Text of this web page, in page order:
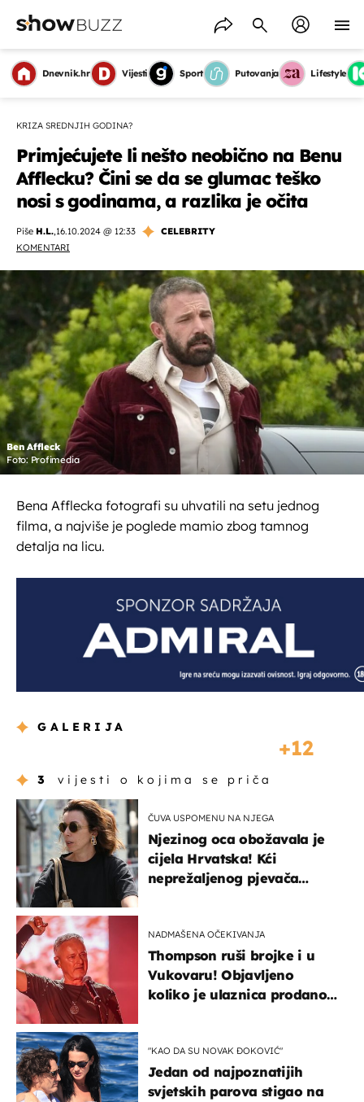
Dnevnik.hr Vijesti Sport Putovanja Lifestyle
KRIZA SREDNJIH GODINA?
Primjećujete li nešto neobično na Benu
Afflecku? Čini se da se glumac teško
nosi s godinama, a razlika je očita
Piše H.L.,16.10.2024 @ 12:33
CELEBRITY
KOMENTARI
Ben Affleck
Foto: Profimedia
Bena Afflecka fotografi su uhvatili na setu jednog
filma, a najviše je poglede mamio zbog tamnog
detalja na licu.
GALERIJA
12
3 vijesti o kojima se priča
ČUVA USPOMENU NA NJEGA
Njezinog oca obožavala je
cijela Hrvatska! Kći
neprežaljenog pjevača
NADMAŠENA OČEKIVANJA
Thompson ruši brojke i u
Vukovaru! Objavljeno
koliko je ulaznica prodano
"KAO DA SU NOVAK ĐOKOVIĆ"
Jedan od najpoznatijih
svjetskih parova stigao na
OMOGUĆI OBAVIJESTI